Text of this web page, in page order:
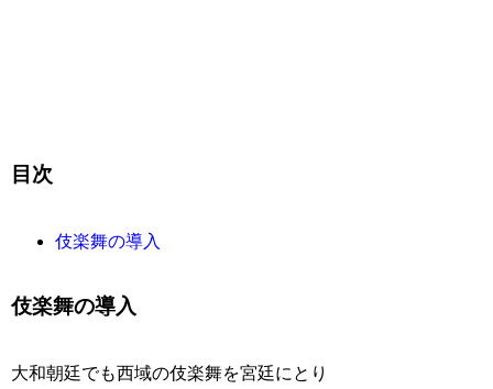
目次
伎楽舞の導入
伎楽舞の導入
大和朝廷でも西域の伎楽舞を宮廷にとり